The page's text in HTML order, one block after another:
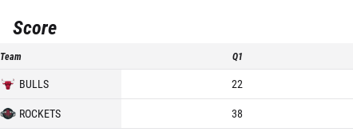
Score
Team Q1
BULLS 22
ROCKETS
38